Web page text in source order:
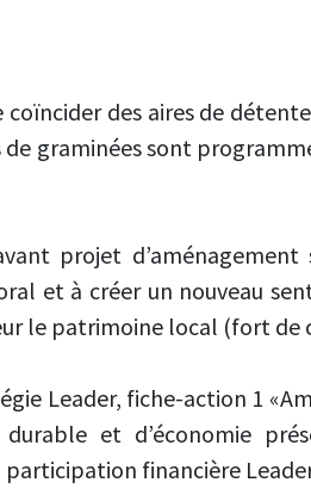
des aires de
graminées sont
projet
et à créer un nouveau
le patrimoine local (fort de
Leader, fiche-action 1
et d’économie
financière